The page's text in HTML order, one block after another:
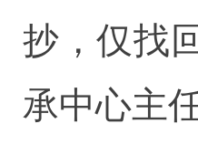
抄，仅找
承中心主